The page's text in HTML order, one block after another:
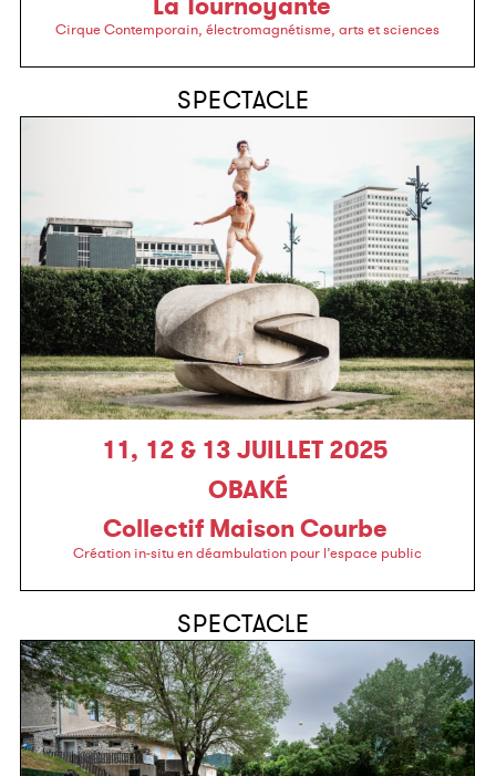
Cirque Contemporain, électromagnétisme, arts et sciences
SPECTACLE
11, 12 & 13 JUILLET 2025
OBAKÉ
Collectif Maison Courbe
Création in-situ en déambulation pour l’espace public
SPECTACLE